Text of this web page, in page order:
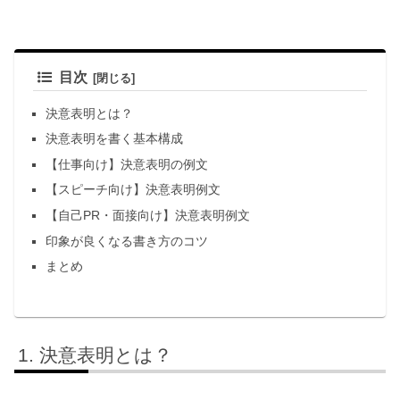
目次
決意表明とは？
決意表明を書く基本構成
【仕事向け】決意表明の例文
【スピーチ向け】決意表明例文
【自己PR・面接向け】決意表明例文
印象が良くなる書き方のコツ
まとめ
決意表明とは？